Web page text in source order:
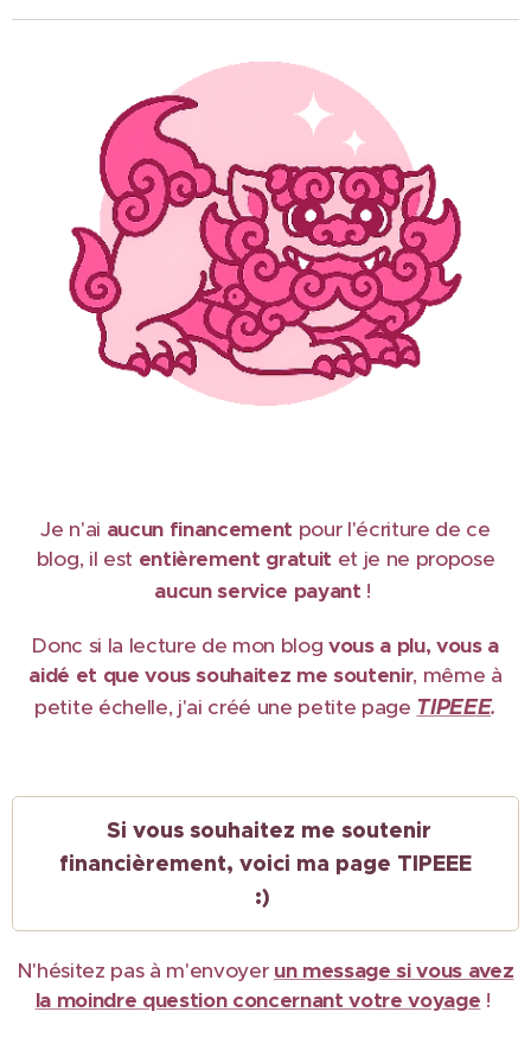
Je n'ai aucun financement pour l'écriture de ce
blog, il est entièrement gratuit et je ne propose
aucun service payant !
Donc si la lecture de mon blogvous a plu, vous a
aidé et que vous souhaitez me soutenir, même à
petite échelle, j'ai créé une petite page TIPEEE.
Si vous souhaitez me soutenir
financièrement, voici ma page TIPEEE
:)
N'hésitez pas à m'envoyer un message si vous avez
la moindre question concernant votre voyage !